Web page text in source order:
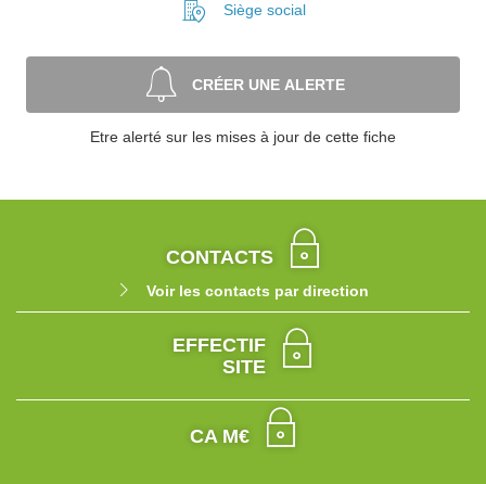
Siège social
CRÉER UNE ALERTE
Etre alerté sur les mises à jour de cette fiche
CONTACTS
Voir les contacts par direction
EFFECTIF
SITE
CA M€